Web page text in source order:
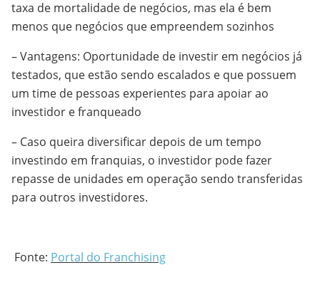
taxa de mortalidade de negócios, mas ela é bem
menos que negócios que empreendem sozinhos
– Vantagens: Oportunidade de investir em negócios já
testados, que estão sendo escalados e que possuem
um time de pessoas experientes para apoiar ao
investidor e franqueado
– Caso queira diversificar depois de um tempo
investindo em franquias, o investidor pode fazer
repasse de unidades em operação sendo transferidas
para outros investidores.
Fonte: Portal do Franchising